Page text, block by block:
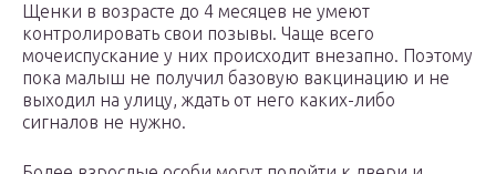
Щенки в возрасте до 4 месяцев не умеют
контролировать свои позывы. Чаще всего
мочеиспускание у них происходит внезапно. Поэтому
пока малыш не получил базовую вакцинацию и не
выходил на улицу, ждать от него каких-либо
сигналов не нужно.